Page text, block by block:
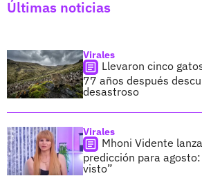
Últimas noticias
Virales
Llevaron cinco
77 años después
desastroso
Virales
Mhoni Vidente
predicción para
visto”